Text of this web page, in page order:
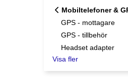
Mobiltelefoner &
GPS - mottagare
GPS - tillbehör
Headset adapter
Visa fler